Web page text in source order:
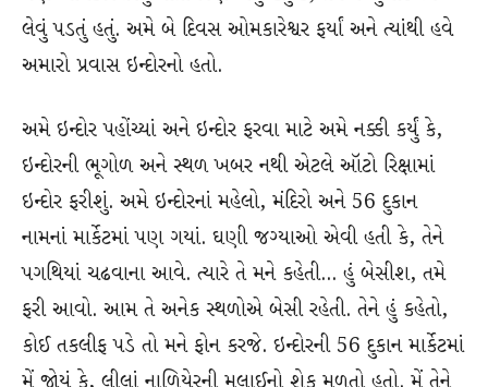
લેવું પડતું હતું. અમે બે દિવસ ઓમકારેશ્વર ફર્યાં અને ત્યાંથી હવે
અમારો પ્રવાસ ઇન્દોરનો હતો.
અમે ઇન્દોર પહોંચ્યાં અને ઇન્દોર ફરવા માટે અમે નક્કી કર્યું કે,
ઇન્દોરની ભૂગોળ અને સ્થળ ખબર નથી એટલે ઑટો રિક્ષામાં
ઇન્દોર ફરીશું. અમે ઇન્દોરનાં મહેલો, મંદિરો અને 56 દુકાન
નામનાં માર્કેટમાં પણ ગયાં. ઘણી જગ્યાઓ એવી હતી કે, તેને
પગથિયાં ચઢવાના આવે. ત્યારે તે મને કહેતી… હું બેસીશ, તમે
ફરી આવો. આમ તે અનેક સ્થળોએ બેસી રહેતી. તેને હું કહેતો,
કોઈ તકલીફ પડે તો મને ફોન કરજે. ઇન્દોરની 56 દુકાન માર્કેટમાં